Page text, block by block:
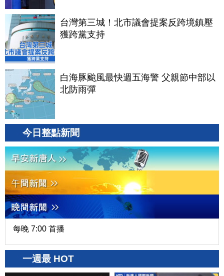
台灣第三城！北市議會提案反跨境鎮壓
獲跨黨支持
白海豚颱風最快週五海警 父親節中部以
北防雨彈
今日整點新聞
每晚 7:00 首播
一週最 HOT